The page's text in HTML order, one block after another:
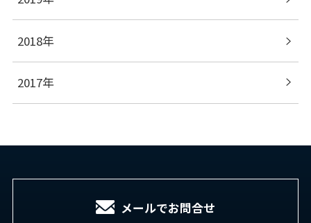
2018年
2017年
メールでお問合せ